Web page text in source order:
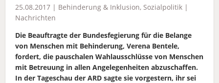
25.08.2017 | Behinderung & Inklusion, Sozialpolitik |
Nachrichten
Die Beauftragte der Bundesfegierung für die Belange
von Menschen mit Behinderung, Verena Bentele,
fordert, die pauschalen Wahlausschlüsse von Menschen
mit Betreuung in allen Angelegenheiten abzuschaffen.
In der Tageschau der ARD sagte sie vorgestern, ihr sei